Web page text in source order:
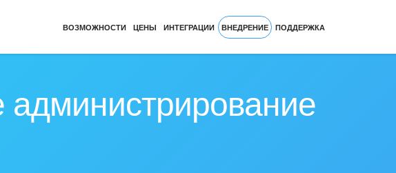
ВОЗМОЖНОСТИ ЦЕНЫ ИНТЕГРАЦИИ ВНЕДРЕНИЕ ПОДДЕРЖКА